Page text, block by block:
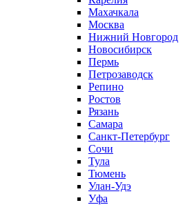
Махачкала
Москва
Нижний Новгород
Новосибирск
Пермь
Петрозаводск
Репино
Ростов
Рязань
Самара
Санкт-Петербург
Сочи
Тула
Тюмень
Улан-Удэ
Уфа